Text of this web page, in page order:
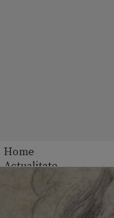
Home
Actualitate